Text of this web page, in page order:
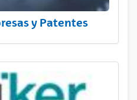
y Patentes